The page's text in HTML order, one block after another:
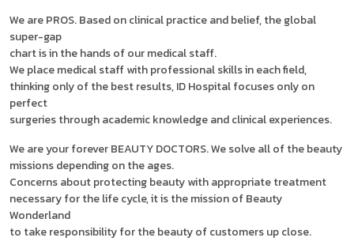
We are PROS. Based on clinical practice and belief, the global
super-gap
chart is in the hands of our medical staff.
We place medical staff with professional skills in each field,
thinking only of the best results, ID Hospital focuses only on
perfect
surgeries through academic knowledge and clinical experiences.
We are your forever BEAUTY DOCTORS. We solve all of the beauty
missions depending on the ages.
Concerns about protecting beauty with appropriate treatment
necessary for the life cycle, it is the mission of Beauty
Wonderland
to take responsibility for the beauty of customers up close.